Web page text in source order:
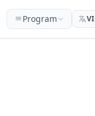
Program VI